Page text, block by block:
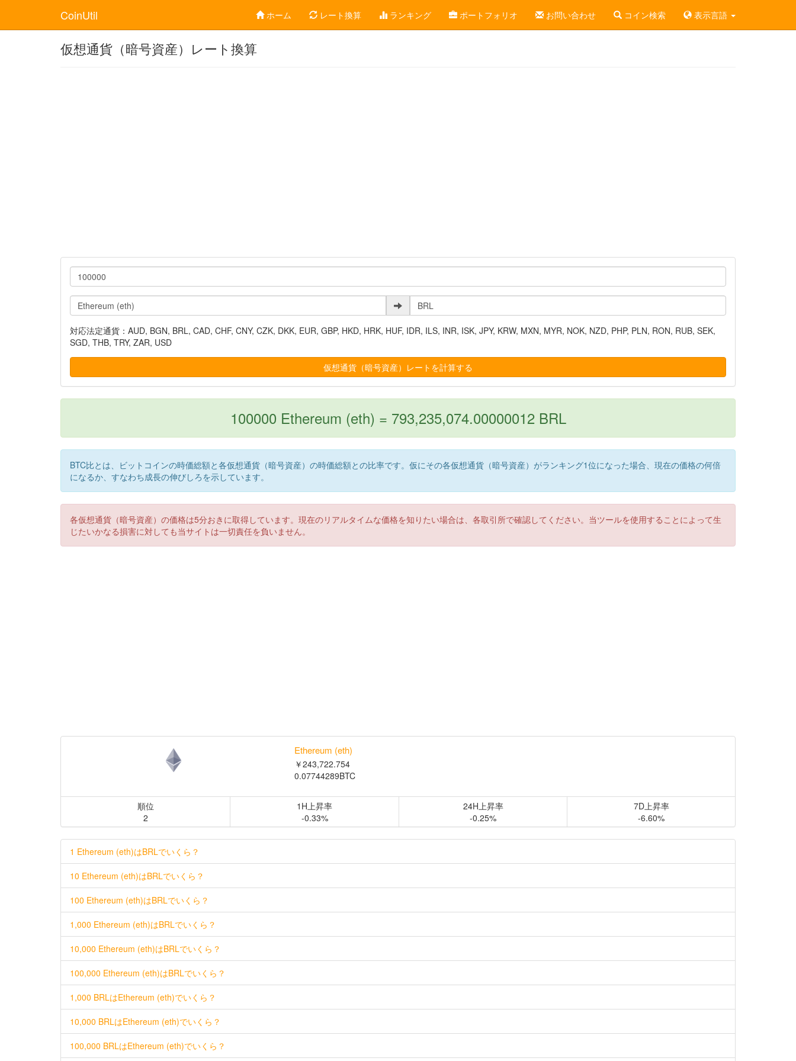
CoinUtil ホーム レート換算 ランキング ポートフォリオ お問い合わせ コイン検索 表示言語
仮想通貨（暗号資産）レート換算
対応法定通貨：AUD, BGN, BRL, CAD, CHF, CNY, CZK, DKK, EUR, GBP, HKD, HRK, HUF, IDR, ILS, INR, ISK, JPY, KRW, MXN, MYR, NOK, NZD, PHP, PLN, RON, RUB, SEK,
SGD, THB, TRY, ZAR, USD
100000 Ethereum (eth) = 793,235,074.00000012 BRL
BTC比とは、ビットコインの時価総額と各仮想通貨（暗号資産）の時価総額との比率です。仮にその各仮想通貨（暗号資産）がランキング1位になった場合、現在の価格の何倍
になるか、すなわち成長の伸びしろを示しています。
各仮想通貨（暗号資産）の価格は5分おきに取得しています。現在のリアルタイムな価格を知りたい場合は、各取引所で確認してください。当ツールを使用することによって生
じたいかなる損害に対しても当サイトは一切責任を負いません。
Ethereum (eth)
￥243,722.754
0.07744289BTC
順位
2
1H上昇率
-0.33%
24H上昇率
-0.25%
7D上昇率
-6.60%
1 Ethereum (eth)はBRLでいくら？
10 Ethereum (eth)はBRLでいくら？
100 Ethereum (eth)はBRLでいくら？
1,000 Ethereum (eth)はBRLでいくら？
10,000 Ethereum (eth)はBRLでいくら？
100,000 Ethereum (eth)はBRLでいくら？
1,000 BRLはEthereum (eth)でいくら？
10,000 BRLはEthereum (eth)でいくら？
100,000 BRLはEthereum (eth)でいくら？